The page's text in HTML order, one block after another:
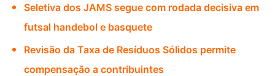
Seletiva dos JAMS segue com rodada decisiva em
futsal handebol e basquete
Revisão da Taxa de Resíduos Sólidos permite
compensação a contribuintes